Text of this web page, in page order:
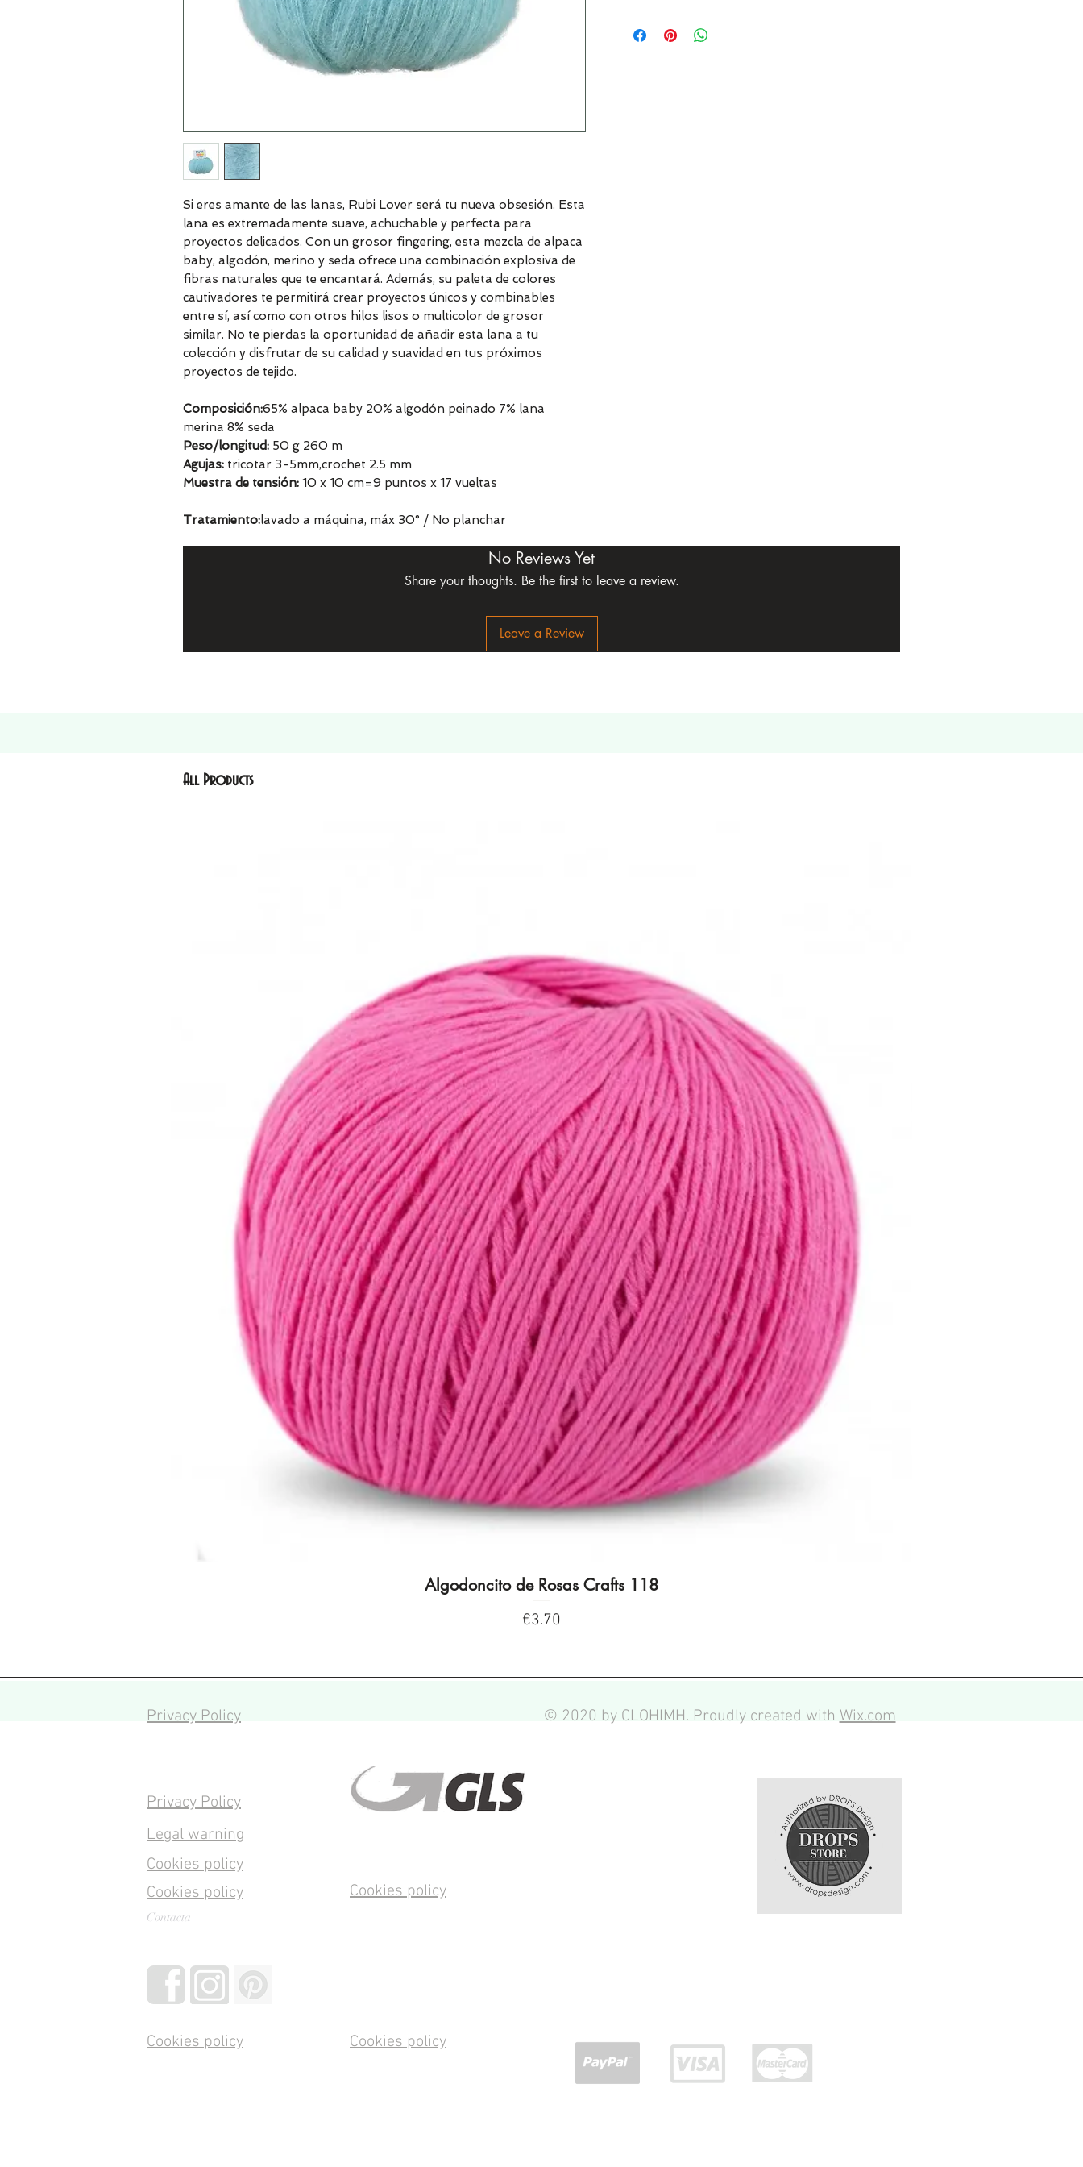
Si eres amante de las lanas, Rubi Lover será tu nueva obsesión. Esta
lana es extremadamente suave, achuchable y perfecta para
proyectos delicados. Con un grosor fingering, esta mezcla de alpaca
baby, algodón, merino y seda ofrece una combinación explosiva de
fibras naturales que te encantará. Además, su paleta de colores
cautivadores te permitirá crear proyectos únicos y combinables
entre sí, así como con otros hilos lisos o multicolor de grosor
similar. No te pierdas la oportunidad de añadir esta lana a tu
colección y disfrutar de su calidad y suavidad en tus próximos
proyectos de tejido.
Composición:65% alpaca baby 20% algodón peinado 7% lana
merina 8% seda
Peso/longitud: 50 g 260 m
Agujas: tricotar 3-5mm,crochet 2.5 mm
Muestra de tensión: 10 x 10 cm=9 puntos x 17 vueltas
Tratamiento:lavado a máquina, máx 30° / No planchar
No Reviews Yet
Share your thoughts. Be the first to leave a review.
Leave a Review
All Products
Quick View
Algodoncito de Rosas Crafts 118
Price
€3.70
Privacy Policy © 2020 by CLOHIMH. Proudly created withWix.com
Privacy Policy
Legal warning
Cookies policy
Cookies policy
Contacta
Cookies policy
Cookies policy Cookies policy